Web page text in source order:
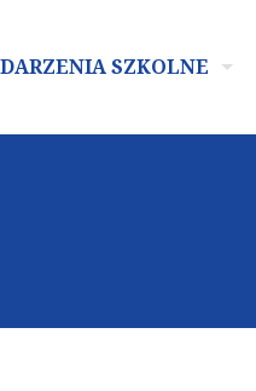
SZKOLNE